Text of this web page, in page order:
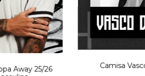
Away 25/26
Camisa